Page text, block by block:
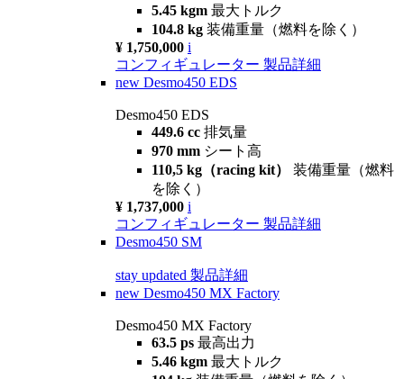
5.45 kgm 最大トルク
104.8 kg 装備重量（燃料を除く）
¥ 1,750,000 i
コンフィギュレーター 製品詳細
new Desmo450 EDS
Desmo450 EDS
449.6 cc 排気量
970 mm シート高
110,5 kg（racing kit） 装備重量（燃料
を除く）
¥ 1,737,000 i
コンフィギュレーター 製品詳細
Desmo450 SM
stay updated 製品詳細
new Desmo450 MX Factory
Desmo450 MX Factory
63.5 ps 最高出力
5.46 kgm 最大トルク